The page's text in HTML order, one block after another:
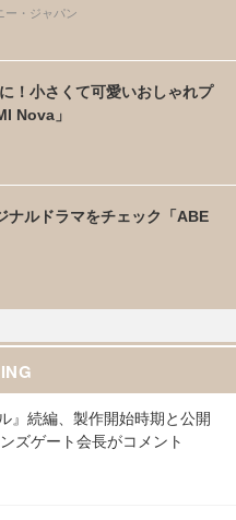
ー・ジャパン
！小さくて可愛いおしゃれプ
Nova」
ナルドラマをチェック「ABE
』続編、製作開始時期と公開
ズゲート会長がコメント